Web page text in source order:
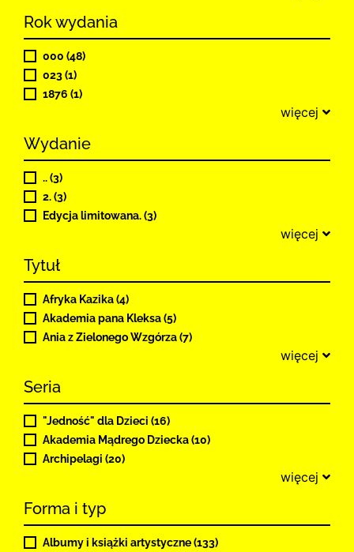
Rok wydania
000 (48)
023 (1)
1876 (1)
więcej
Wydanie
.. (3)
2. (3)
Edycja limitowana. (3)
więcej
Tytuł
Afryka Kazika (4)
Akademia pana Kleksa (5)
Ania z Zielonego Wzgórza (7)
więcej
Seria
"Jedność" dla Dzieci (16)
Akademia Mądrego Dziecka (10)
Archipelagi (20)
więcej
Forma i typ
Albumy i książki artystyczne (133)